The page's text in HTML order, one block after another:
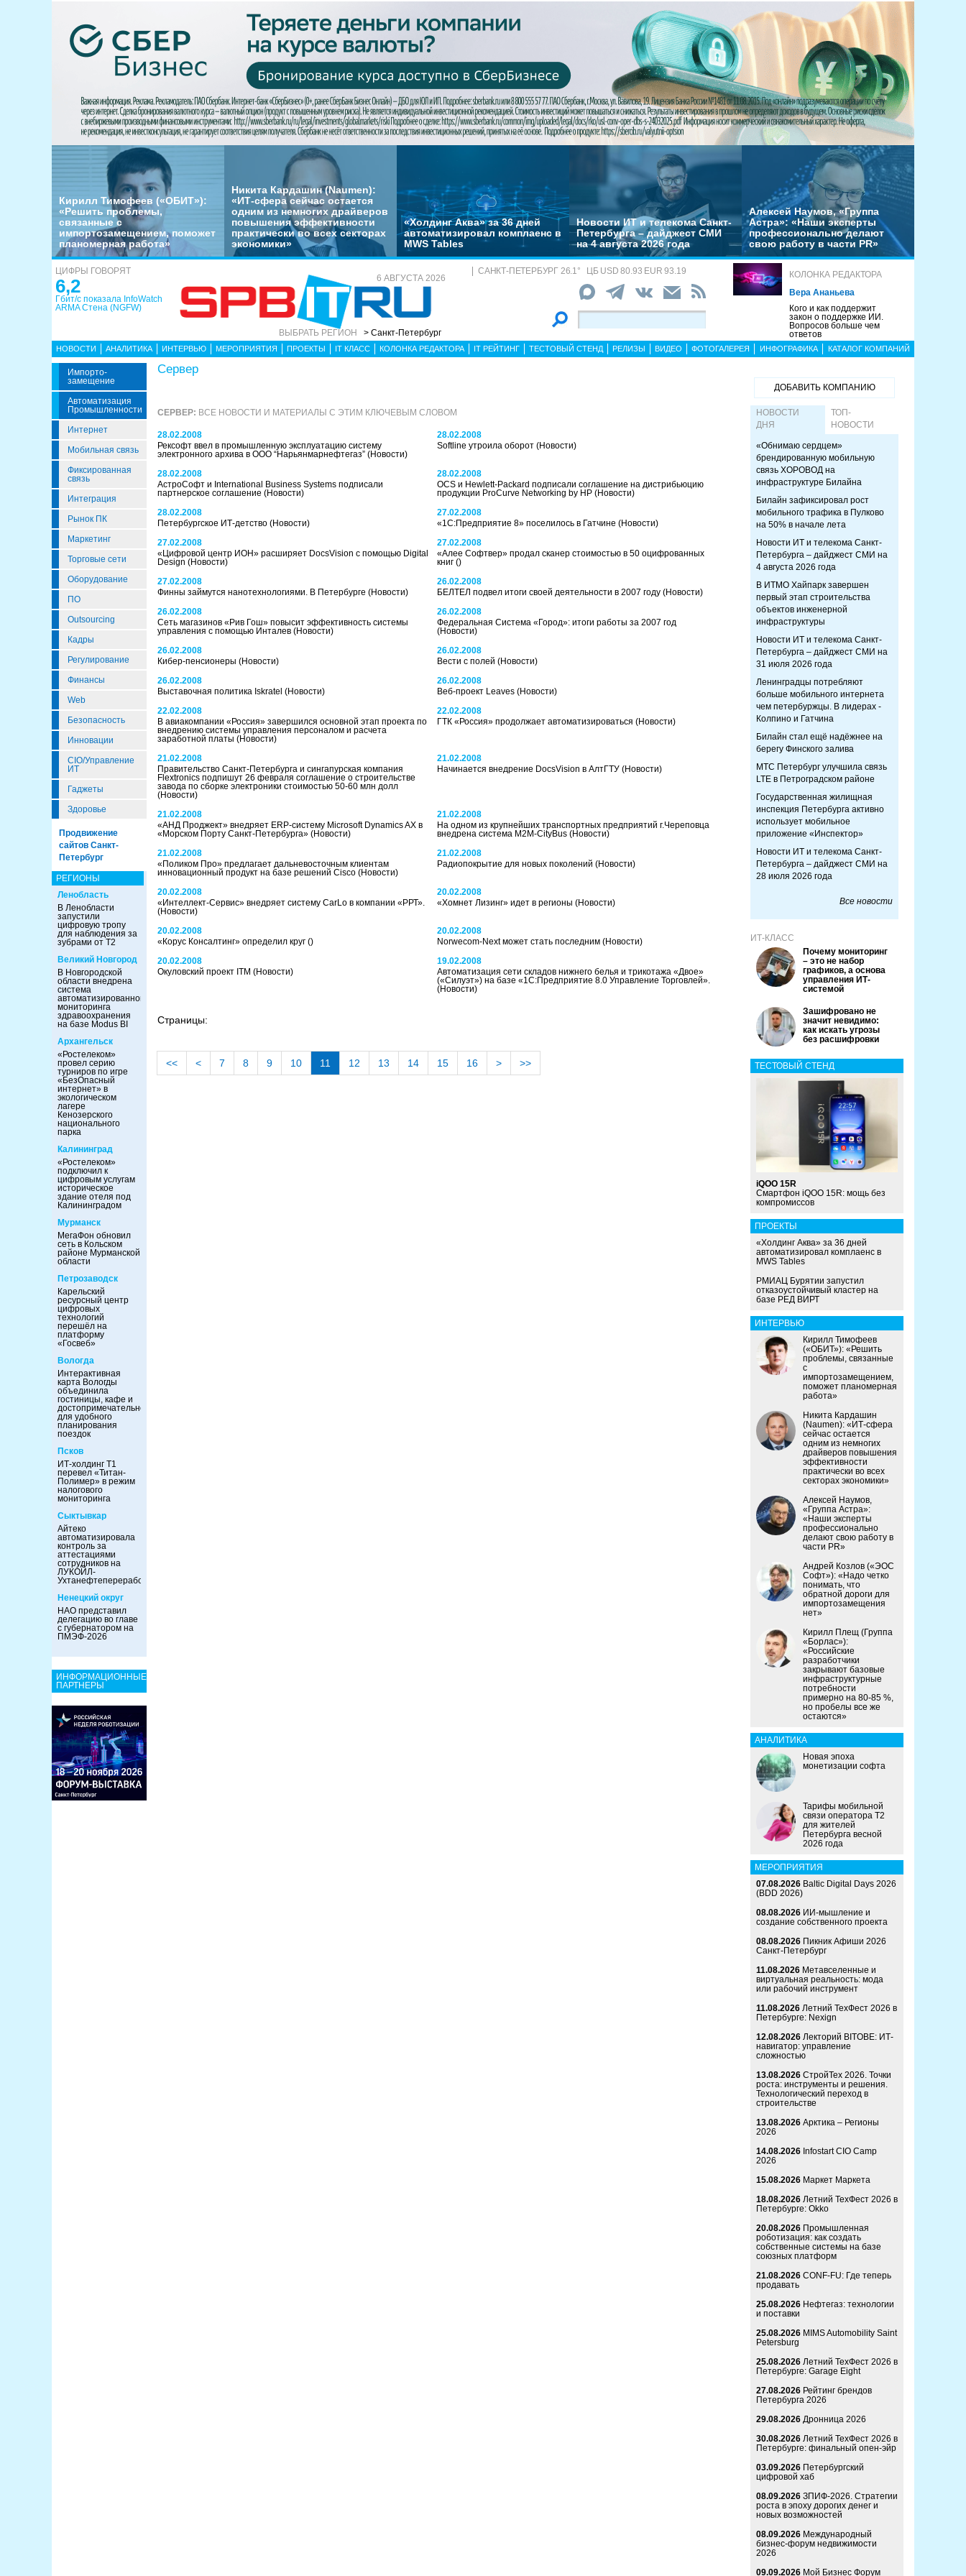
Кирилл Тимофеев («ОБИТ»):
«Решить проблемы,
связанные с
импортозамещением, поможет
планомерная работа»
Никита Кардашин (Naumen):
«ИТ-сфера сейчас остается
одним из немногих драйверов
повышения эффективности
практически во всех секторах
экономики»
«Холдинг Аква» за 36 дней
автоматизировал комплаенс в
MWS Tables
Новости ИТ и телекома Санкт-
Петербурга – дайджест СМИ
на 4 августа 2026 года
Алексей Наумов, «Группа
Астра»: «Наши эксперты
профессионально делают
свою работу в части PR»
ЦИФРЫ ГОВОРЯТ
6,2
Гбит/с показала InfoWatch
ARMA Стена (NGFW)
6 АВГУСТА 2026
ВЫБРАТЬ РЕГИОН > Санкт-Петербург
САНКТ-ПЕТЕРБУРГ 26.1° ЦБ USD 80.93 EUR 93.19
КОЛОНКА РЕДАКТОРА
Вера Ананьева
Кого и как поддержит
закон о поддержке ИИ.
Вопросов больше чем
ответов
НОВОСТИ АНАЛИТИКА ИНТЕРВЬЮ МЕРОПРИЯТИЯ ПРОЕКТЫ IT КЛАСС КОЛОНКА РЕДАКТОРА IT РЕЙТИНГ ТЕСТОВЫЙ СТЕНД РЕЛИЗЫ ВИДЕО ФОТОГАЛЕРЕЯ ИНФОГРАФИКА КАТАЛОГ КОМПАНИЙ
Импорто­
Замещение
Автоматизация
Промышленности
Интернет
Мобильная связь
Фиксированная
связь
Интеграция
Рынок ПК
Маркетинг
Торговые сети
Оборудование
ПО
Outsourcing
Кадры
Регулирование
Финансы
Web
Безопасность
Инновации
CIO/Управление
ИТ
Гаджеты
Здоровье
Продвижение
сайтов Санкт-
Петербург
РЕГИОНЫ
Ленобласть
В Ленобласти
запустили
цифровую тропу
для наблюдения за
зубрами от Т2
Великий Новгород
В Новгородской
области внедрена
система
автоматизированного
мониторинга
здравоохранения
на базе Modus BI
Архангельск
«Ростелеком»
провел серию
турниров по игре
«БезОпасный
интернет» в
экологическом
лагере
Кенозерского
национального
парка
Калининград
«Ростелеком»
подключил к
цифровым услугам
историческое
здание отеля под
Калининградом
Мурманск
МегаФон обновил
сеть в Кольском
районе Мурманской
области
Петрозаводск
Карельский
ресурсный центр
цифровых
технологий
перешёл на
платформу
«Госвеб»
Вологда
Интерактивная
карта Вологды
объединила
гостиницы, кафе и
достопримечательности
для удобного
планирования
поездок
Псков
ИТ-холдинг Т1
перевел «Титан-
Полимер» в режим
налогового
мониторинга
Сыктывкар
Айтеко
автоматизировала
контроль за
аттестациями
сотрудников на
ЛУКОЙЛ-
Ухтанефтепереработка
Ненецкий округ
НАО представил
делегацию во главе
с губернатором на
ПМЭФ-2026
ИНФОРМАЦИОННЫЕ
ПАРТНЕРЫ
Сервер
СЕРВЕР: ВСЕ НОВОСТИ И МАТЕРИАЛЫ С ЭТИМ КЛЮЧЕВЫМ СЛОВОМ
28.02.2008
Рексофт ввел в промышленную эксплуатацию систему
электронного архива в ООО “Нарьянмарнефтегаз” (Новости)
28.02.2008
Softline утроила оборот (Новости)
28.02.2008
АстроСофт и International Business Systems подписали
партнерское соглашение (Новости)
28.02.2008
OCS и Hewlett-Packard подписали соглашение на дистрибьюцию
продукции ProCurve Networking by HP (Новости)
28.02.2008
Петербургское ИТ-детство (Новости)
27.02.2008
«1С:Предприятие 8» поселилось в Гатчине (Новости)
27.02.2008
«Цифровой центр ИОН» расширяет DocsVision с помощью Digital
Design (Новости)
27.02.2008
«Алее Софтвер» продал сканер стоимостью в 50 оцифрованных
книг ()
27.02.2008
Финны займутся нанотехнологиями. В Петербурге (Новости)
26.02.2008
БЕЛТЕЛ подвел итоги своей деятельности в 2007 году (Новости)
26.02.2008
Сеть магазинов «Рив Гош» повысит эффективность системы
управления с помощью Инталев (Новости)
26.02.2008
Федеральная Система «Город»: итоги работы за 2007 год
(Новости)
26.02.2008
Кибер-пенсионеры (Новости)
26.02.2008
Вести с полей (Новости)
26.02.2008
Выставочная политика Iskratel (Новости)
26.02.2008
Веб-проект Leaves (Новости)
22.02.2008
В авиакомпании «Россия» завершился основной этап проекта по
внедрению системы управления персоналом и расчета
заработной платы (Новости)
22.02.2008
ГТК «Россия» продолжает автоматизироваться (Новости)
21.02.2008
Правительство Санкт-Петербурга и сингапурская компания
Flextronics подпишут 26 февраля соглашение о строительстве
завода по сборке электроники стоимостью 50-60 млн долл
(Новости)
21.02.2008
Начинается внедрение DocsVision в АлтГТУ (Новости)
21.02.2008
«АНД Проджект» внедряет ERP-систему Microsoft Dynamics AX в
«Морском Порту Санкт-Петербурга» (Новости)
21.02.2008
На одном из крупнейших транспортных предприятий г.Череповца
внедрена система M2M-CityBus (Новости)
21.02.2008
«Поликом Про» предлагает дальневосточным клиентам
инновационный продукт на базе решений Cisco (Новости)
21.02.2008
Радиопокрытие для новых поколений (Новости)
20.02.2008
«Интеллект-Сервис» внедряет систему CarLo в компании «РРТ».
(Новости)
20.02.2008
«Хомнет Лизинг» идет в регионы (Новости)
20.02.2008
«Корус Консалтинг» определил круг ()
20.02.2008
Norwecom-Next может стать последним (Новости)
20.02.2008
Окуловский проект ITM (Новости)
19.02.2008
Автоматизация сети складов нижнего белья и трикотажа «Двое»
(«Силуэт») на базе «1С:Предприятие 8.0 Управление Торговлей».
(Новости)
Страницы:
<< < 7 8 9 10 11 12 13 14 15 16 > >>
ДОБАВИТЬ КОМПАНИЮ
НОВОСТИ
ДНЯ
ТОП-
НОВОСТИ
«Обнимаю сердцем»
брендированную мобильную
связь ХОРОВОД на
инфраструктуре Билайна
Билайн зафиксировал рост
мобильного трафика в Пулково
на 50% в начале лета
Новости ИТ и телекома Санкт-
Петербурга – дайджест СМИ на
4 августа 2026 года
В ИТМО Хайпарк завершен
первый этап строительства
объектов инженерной
инфраструктуры
Новости ИТ и телекома Санкт-
Петербурга – дайджест СМИ на
31 июля 2026 года
Ленинградцы потребляют
больше мобильного интернета
чем петербуржцы. В лидерах -
Колпино и Гатчина
Билайн стал ещё надёжнее на
берегу Финского залива
МТС Петербург улучшила связь
LTE в Петроградском районе
Государственная жилищная
инспекция Петербурга активно
использует мобильное
приложение «Инспектор»
Новости ИТ и телекома Санкт-
Петербурга – дайджест СМИ на
28 июля 2026 года
Все новости
ИТ-КЛАСС
Почему мониторинг
– это не набор
графиков, а основа
управления ИТ-
системой
Зашифровано не
значит невидимо:
как искать угрозы
без расшифровки
ТЕСТОВЫЙ СТЕНД
iQOO 15R
Смартфон iQOO 15R: мощь без
компромиссов
ПРОЕКТЫ
«Холдинг Аква» за 36 дней
автоматизировал комплаенс в
MWS Tables
РМИАЦ Бурятии запустил
отказоустойчивый кластер на
базе РЕД ВИРТ
ИНТЕРВЬЮ
Кирилл Тимофеев
(«ОБИТ»): «Решить
проблемы, связанные
с
импортозамещением,
поможет планомерная
работа»
Никита Кардашин
(Naumen): «ИТ-сфера
сейчас остается
одним из немногих
драйверов повышения
эффективности
практически во всех
секторах экономики»
Алексей Наумов,
«Группа Астра»:
«Наши эксперты
профессионально
делают свою работу в
части PR»
Андрей Козлов («ЭОС
Софт»): «Надо четко
понимать, что
обратной дороги для
импортозамещения
нет»
Кирилл Плещ (Группа
«Борлас»):
«Российские
разработчики
закрывают базовые
инфраструктурные
потребности
примерно на 80-85 %,
но пробелы все же
остаются»
АНАЛИТИКА
Новая эпоха
монетизации софта
Тарифы мобильной
связи оператора Т2
для жителей
Петербурга весной
2026 года
МЕРОПРИЯТИЯ
07.08.2026 Baltic Digital Days 2026
(BDD 2026)
08.08.2026 ИИ-мышление и
создание собственного проекта
08.08.2026 Пикник Афиши 2026
Санкт-Петербург
11.08.2026 Метавселенные и
виртуальная реальность: мода
или рабочий инструмент
11.08.2026 Летний ТехФест 2026 в
Петербурге: Nexign
12.08.2026 Лекторий BITOBE: ИТ-
навигатор: управление
сложностью
13.08.2026 СтройТех 2026. Точки
роста: инструменты и решения.
Технологический переход в
строительстве
13.08.2026 Арктика – Регионы
2026
14.08.2026 Infostart CIO Camp
2026
15.08.2026 Маркет Маркета
18.08.2026 Летний ТехФест 2026 в
Петербурге: Okko
20.08.2026 Промышленная
роботизация: как создать
собственные системы на базе
союзных платформ
21.08.2026 CONF-FU: Где теперь
продавать
25.08.2026 Нефтегаз: технологии
и поставки
25.08.2026 MIMS Automobility Saint
Petersburg
25.08.2026 Летний ТехФест 2026 в
Петербурге: Garage Eight
27.08.2026 Рейтинг брендов
Петербурга 2026
29.08.2026 Дронница 2026
30.08.2026 Летний ТехФест 2026 в
Петербурге: финальный опен-эйр
03.09.2026 Петербургский
цифровой хаб
08.09.2026 ЗПИФ-2026. Стратегии
роста в эпоху дорогих денег и
новых возможностей
08.09.2026 Международный
бизнес-форум недвижимости
2026
09.09.2026 Мой Бизнес Форум